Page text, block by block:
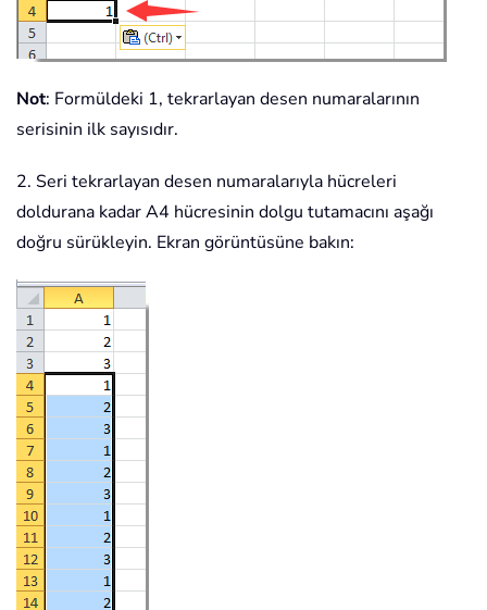
Not: Formüldeki 1, tekrarlayan desen numaralarının
serisinin ilk sayısıdır.
2. Seri tekrarlayan desen numaralarıyla hücreleri
doldurana kadar A4 hücresinin dolgu tutamacını aşağı
doğru sürükleyin. Ekran görüntüsüne bakın: